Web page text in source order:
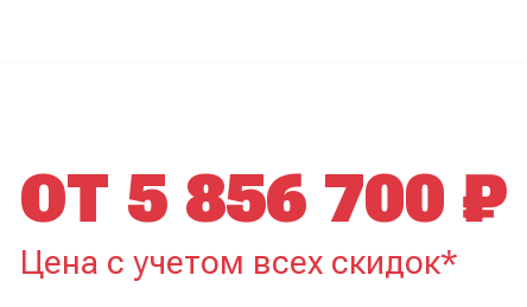
ОТ 5 856 700 ₽
Цена с учетом всех скидок*